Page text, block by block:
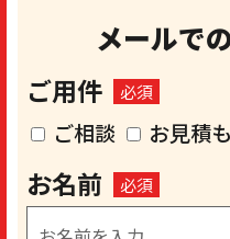
メールで
ご用件 必須
ご相談 お見積
お名前 必須